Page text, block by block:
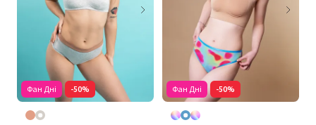
Фан Дні -50% Фан Дні -50%